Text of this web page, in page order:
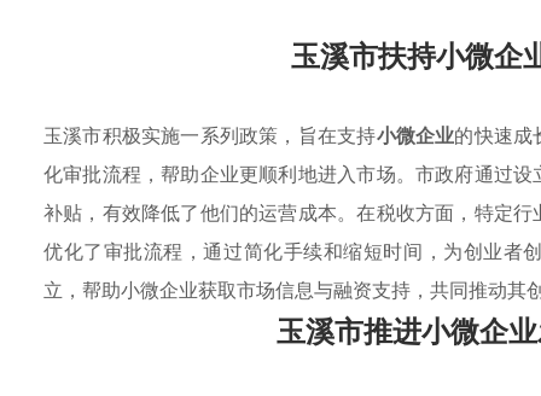
玉溪市扶持小微企
玉溪市积极实施一系列政策，旨在支持小微企业的快速成
化审批流程，帮助企业更顺利地进入市场。市政府通过
补贴，有效降低了他们的运营成本。在税收方面，特定
优化了审批流程，通过简化手续和缩短时间，为创业者
立，帮助小微企业获取市场信息与融资支持，共同推动其
玉溪市推进小微企